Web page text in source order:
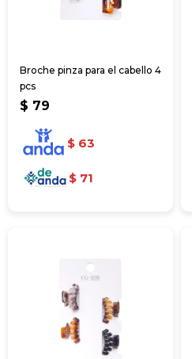
Broche pinza para el cabello 4
pcs
$ 79
$ 63
$ 71